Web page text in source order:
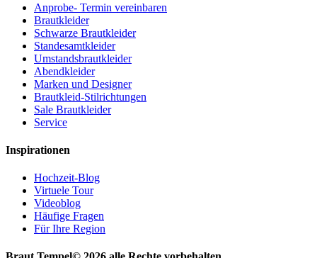
Anprobe- Termin vereinbaren
Brautkleider
Schwarze Brautkleider
Standesamtkleider
Umstandsbrautkleider
Abendkleider
Marken und Designer
Brautkleid-Stilrichtungen
Sale Brautkleider
Service
Inspirationen
Hochzeit-Blog
Virtuele Tour
Videoblog
Häufige Fragen
Für Ihre Region